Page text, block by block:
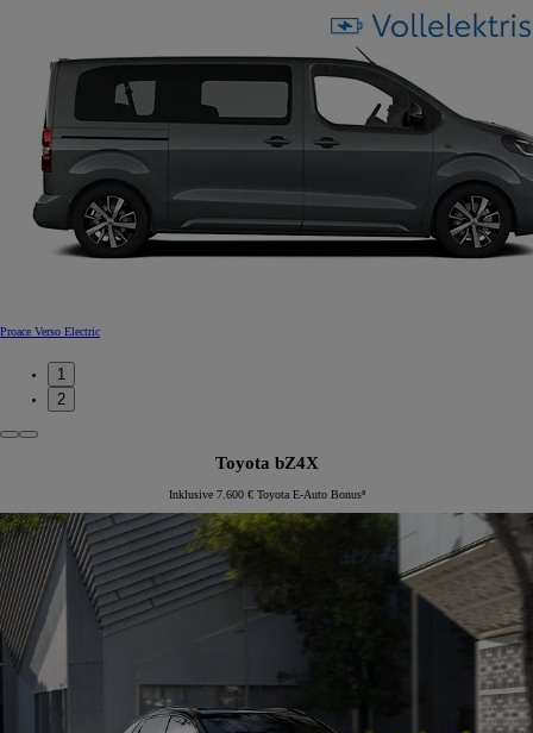
Proace Verso Electric
1
2
Toyota bZ4X
Inklusive 7.600 € Toyota E-Auto Bonus⁸